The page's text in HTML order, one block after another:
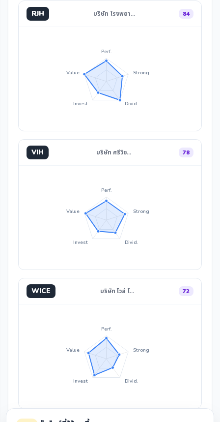
RJH บริษัท โรงพยา… 84
Perf.
Strong
Divid.
Invest
Value
VIH บริษัท ศรีวิช… 78
Perf.
Strong
Divid.
Invest
Value
WICE บริษัท ไวส์ โ… 72
Perf.
Strong
Divid.
Invest
Value